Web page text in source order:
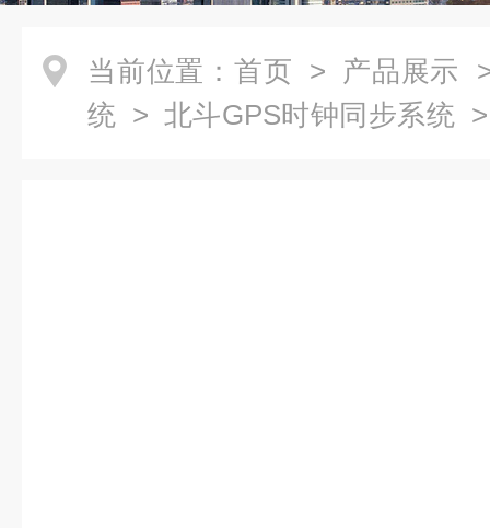
当前位置： 首页 > 产品展示
统 > 北斗GPS时钟同步系统